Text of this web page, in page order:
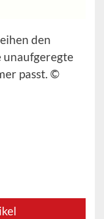
den
unaufgeregte
passt. ©